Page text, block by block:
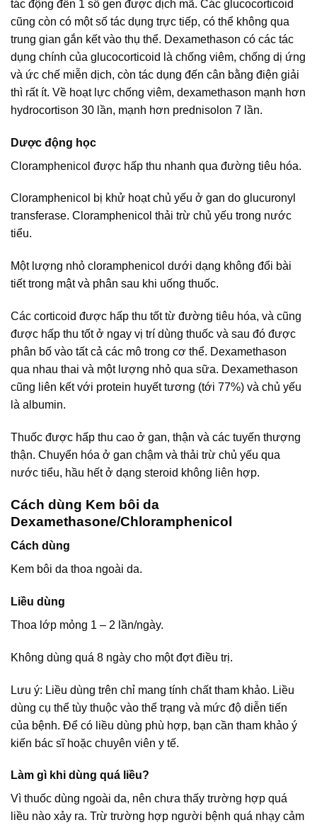
tác động đến 1 số gen được dịch mã. Các glucocorticoid
cũng còn có một số tác dụng trực tiếp, có thể không qua
trung gian gắn kết vào thụ thể. Dexamethason có các tác
dụng chính của glucocorticoid là chống viêm, chống dị ứng
và ức chế miễn dịch, còn tác dụng đến cân bằng điện giải
thì rất ít. Về hoạt lực chống viêm, dexamethason mạnh hơn
hydrocortison 30 lần, mạnh hơn prednisolon 7 lần.
Dược động học
Cloramphenicol được hấp thu nhanh qua đường tiêu hóa.
Cloramphenicol bị khử hoạt chủ yếu ở gan do glucuronyl
transferase. Cloramphenicol thải trừ chủ yếu trong nước
tiểu.
Một lượng nhỏ cloramphenicol dưới dạng không đổi bài
tiết trong mật và phân sau khi uống thuốc.
Các corticoid được hấp thu tốt từ đường tiêu hóa, và cũng
được hấp thu tốt ở ngay vị trí dùng thuốc và sau đó được
phân bố vào tất cả các mô trong cơ thể. Dexamethason
qua nhau thai và một lượng nhỏ qua sữa. Dexamethason
cũng liên kết với protein huyết tương (tới 77%) và chủ yếu
là albumin.
Thuốc được hấp thu cao ở gan, thận và các tuyến thượng
thận. Chuyển hóa ở gan chậm và thải trừ chủ yếu qua
nước tiểu, hầu hết ở dạng steroid không liên hợp.
Cách dùng Kem bôi da
Dexamethasone/Chloramphenicol
Cách dùng
Kem bôi da thoa ngoài da.
Liều dùng
Thoa lớp mỏng 1 – 2 lần/ngày.
Không dùng quá 8 ngày cho một đợt điều trị.
Lưu ý: Liều dùng trên chỉ mang tính chất tham khảo. Liều
dùng cụ thể tùy thuộc vào thể trạng và mức độ diễn tiến
của bệnh. Để có liều dùng phù hợp, bạn cần tham khảo ý
kiến bác sĩ hoặc chuyên viên y tế.
Làm gì khi dùng quá liều?
Vì thuốc dùng ngoài da, nên chưa thấy trường hợp quá
liều nào xảy ra. Trừ trường hợp người bệnh quá nhạy cảm